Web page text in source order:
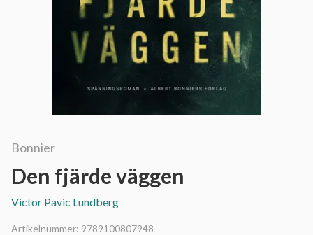
Bonnier
Den fjärde väggen
Victor Pavic Lundberg
Artikelnummer: 9789100807948